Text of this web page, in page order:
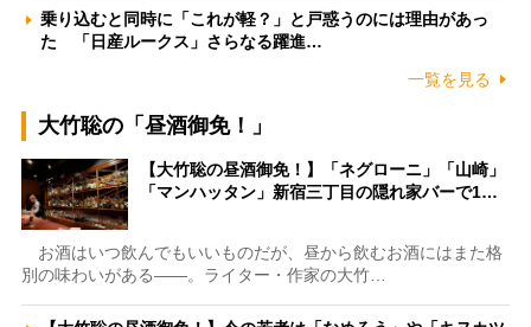
乗り込むと同時に「これが軽？」と戸惑うのには理由があっ
た 「日産ルークス」さらなる躍進…
一覧を見る
大竹聡の「昼酒御免！」
【大竹聡の昼酒御免！】「ネグローニ」「山崎」
「マンハッタン」新宿三丁目の隠れ家バーで1…
お酒はいつ飲んでもいいものだが、昼から飲むお酒にはまた格
別の味わいがある――。ライター・作家の大竹…